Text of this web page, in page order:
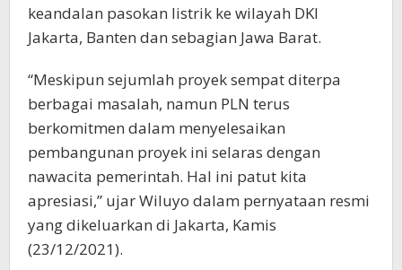
keandalan pasokan listrik ke wilayah DKI
Jakarta, Banten dan sebagian Jawa Barat.
“Meskipun sejumlah proyek sempat diterpa
berbagai masalah, namun PLN terus
berkomitmen dalam menyelesaikan
pembangunan proyek ini selaras dengan
nawacita pemerintah. Hal ini patut kita
apresiasi,” ujar Wiluyo dalam pernyataan resmi
yang dikeluarkan di Jakarta, Kamis
(23/12/2021).